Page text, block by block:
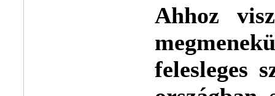
Ahhoz
felesleges